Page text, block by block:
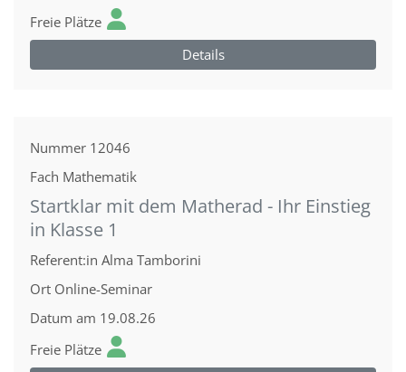
Freie Plätze
Details
Nummer 12046
Fach Mathematik
Startklar mit dem Matherad - Ihr Einstieg
in Klasse 1
Referent:in Alma Tamborini
Ort Online-Seminar
Datum am 19.08.26
Freie Plätze